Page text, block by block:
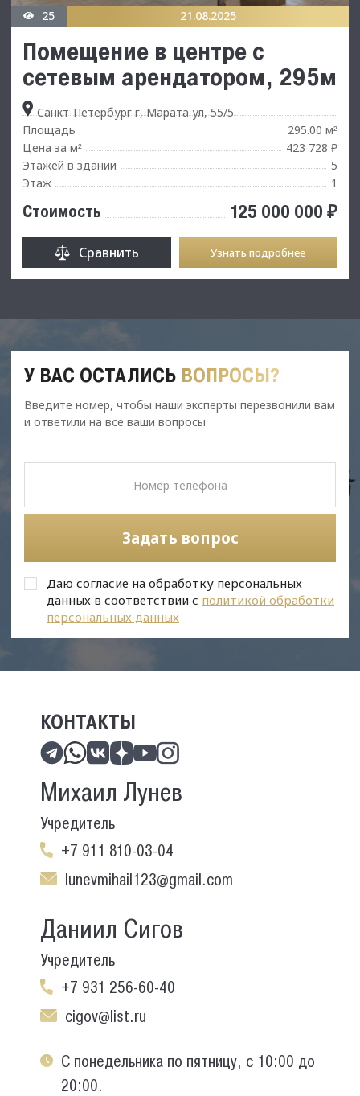
25 21.08.2025
Помещение в центре с
сетевым арендатором, 295м
Санкт-Петербург г, Марата ул, 55/5
Площадь
295.00 м²
Цена за м²
423 728 ₽
Этажей в здании
5
Этаж
1
Стоимость 125 000 000 ₽
Сравнить Узнать подробнее
У ВАС ОСТАЛИСЬ ВОПРОСЫ?
Введите номер, чтобы наши эксперты перезвонили вам
и ответили на все ваши вопросы
Задать вопрос
Даю согласие на обработку персональных
данных в соответствии с политикой обработки
персональных данных
КОНТАКТЫ
Михаил Лунев
Учредитель
+7 911 810-03-04
lunevmihail123@gmail.com
Даниил Сигов
Учредитель
+7 931 256-60-40
cigov@list.ru
С понедельника по пятницу, с 10:00 до
20:00.